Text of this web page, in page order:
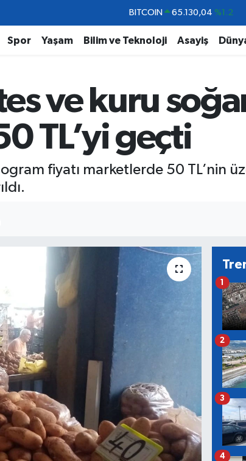
DOLAR 47,7436 %0.18
EURO 55,2510 %0.32
BİST100 13.773 %-19
65.130,04
Spor Yaşam Bilim ve Teknoloji Asayiş
ve kuru
TL’yi geçti
fiyatı marketlerde 50 TL’nin
1
2
3
4